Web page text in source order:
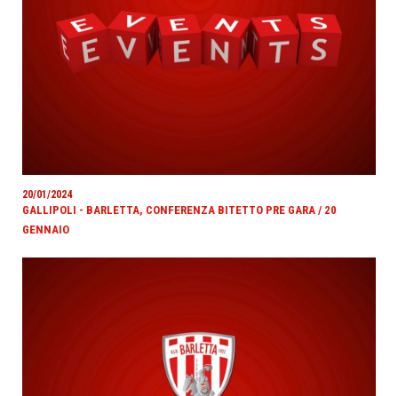
20/01/2024
GALLIPOLI - BARLETTA, CONFERENZA BITETTO PRE GARA / 20
GENNAIO